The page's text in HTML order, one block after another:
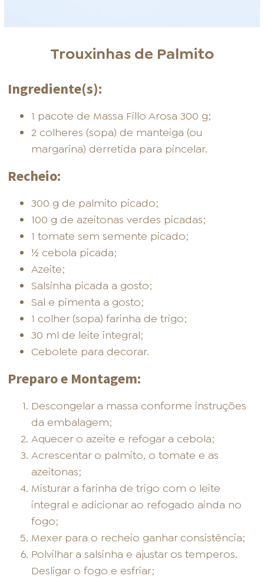
Trouxinhas de Palmito
Ingrediente(s):
1 pacote de Massa Fillo Arosa 300 g;
2 colheres (sopa) de manteiga (ou
margarina) derretida para pincelar.
Recheio:
300 g de palmito picado;
100 g de azeitonas verdes picadas;
1 tomate sem semente picado;
½ cebola picada;
Azeite;
Salsinha picada a gosto;
Sal e pimenta a gosto;
1 colher (sopa) farinha de trigo;
30 ml de leite integral;
Cebolete para decorar.
Preparo e Montagem:
Descongelar a massa conforme instruções
da embalagem;
Aquecer o azeite e refogar a cebola;
Acrescentar o palmito, o tomate e as
azeitonas;
Misturar a farinha de trigo com o leite
integral e adicionar ao refogado ainda no
fogo;
Mexer para o recheio ganhar consistência;
Polvilhar a salsinha e ajustar os temperos.
Desligar o fogo e esfriar;